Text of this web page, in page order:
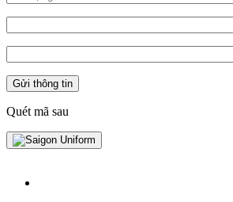
Quét mã sau